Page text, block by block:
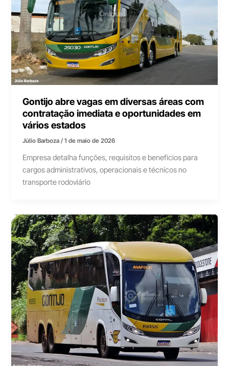
Gontijo abre vagas em diversas áreas com
contratação imediata e oportunidades em
vários estados
Júlio Barboza/1 de maio de 2026
Empresa detalha funções, requisitos e benefícios para
cargos administrativos, operacionais e técnicos no
transporte rodoviário